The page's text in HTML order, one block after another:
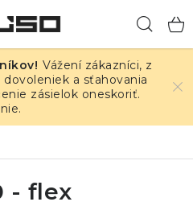
Vážení zákazníci, z
a sťahovania
zásielok oneskoriť.
- flex